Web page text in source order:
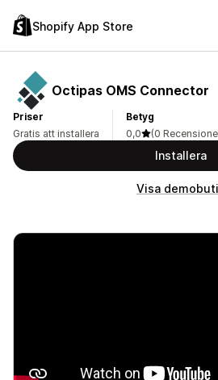
Shopify App Store
Octipas OMS Connector
Priser
Gratis att installera
Betyg
0,0
(0
Installera
Visa